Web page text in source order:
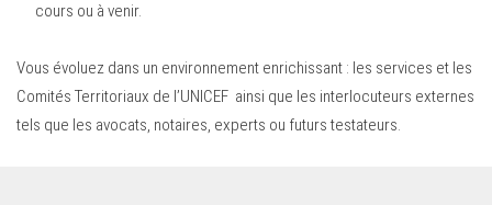
cours ou à venir.
Vous évoluez dans un environnement enrichissant : les services et les
Comités Territoriaux de l’UNICEF ainsi que les interlocuteurs externes
tels que les avocats, notaires, experts ou futurs testateurs.